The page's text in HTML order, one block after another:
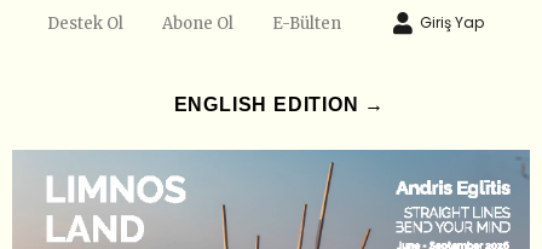
Destek Ol Abone Ol E-Bülten Giriş Yap
ENGLISH EDITION →